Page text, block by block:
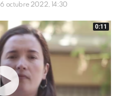
6 octubre 2022, 14:30
0:11